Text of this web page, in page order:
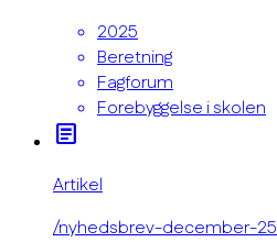
2025
Beretning
Fagforum
Forebyggelse i skolen
article
Artikel
/nyhedsbrev-december-25